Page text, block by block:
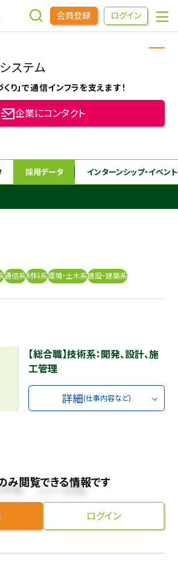
会員登録 ログイン
す
プ・イベントをさがす
さがす
ナー
ステム
くり」で通信インフラを支えます！
企業にコンタクト
採用データ インターンシップ・イベン
通信系材料系環境・土木系建設・建築系
【総合職】技術系：開発、設計、施
工管理
詳細(仕事内容など)
み閲覧できる情報です
ログイン